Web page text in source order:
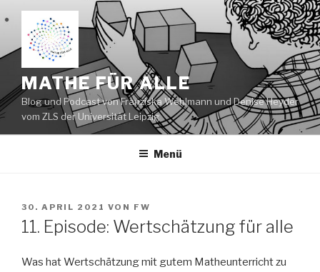
Inhalt
springen
MATHE FÜR ALLE
Blog und Podcast von Franziska Wehlmann und Denise Heyder
vom ZLS der Universität Leipzig
Menü
VERÖFFENTLICHT
AM
30. APRIL 2021 VON FW
11. Episode: Wertschätzung für alle
Was hat Wertschätzung mit gutem Matheunterricht zu